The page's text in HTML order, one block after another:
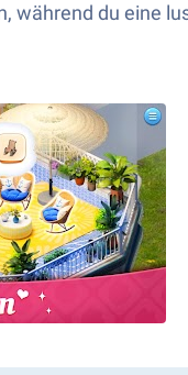
während du eine